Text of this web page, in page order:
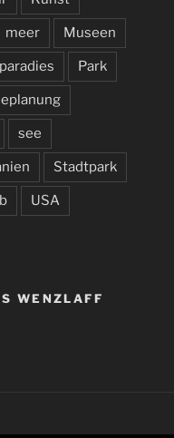
meer Museen
paradies Park
see
Stadtpark
USA
WENZLAFF